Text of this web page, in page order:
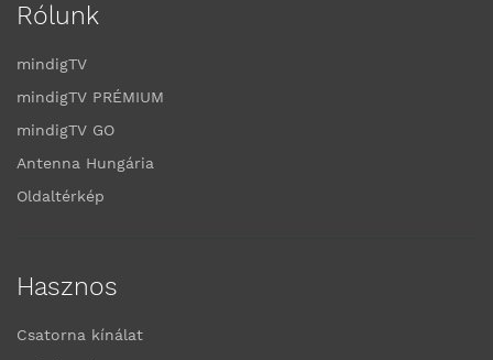
Rólunk
mindigTV
mindigTV PRÉMIUM
mindigTV GO
Antenna Hungária
Oldaltérkép
Hasznos
Csatorna kínálat